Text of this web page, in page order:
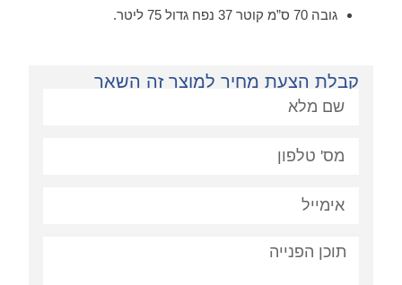
גובה 70 ס”מ קוטר 37 נפח גדול 75 ליטר.
קבלת הצעת מחיר למוצר זה השאר
פניה: